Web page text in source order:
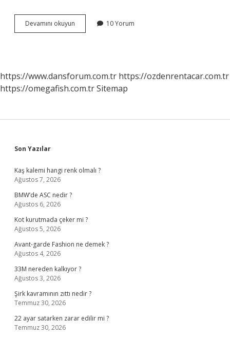
Devamını okuyun
Büyük
10 Yorum
https://www.dansforum.com.tr https://ozdenrentacar.com.tr
https://omegafish.com.trSitemap
Sidebar
Son Yazılar
Kaş kalemi hangi renk olmalı ?
Ağustos 7, 2026
BMW’de ASC nedir ?
Ağustos 6, 2026
Kot kurutmada çeker mi ?
Ağustos 5, 2026
Avant-garde Fashion ne demek ?
Ağustos 4, 2026
33M nereden kalkıyor ?
Ağustos 3, 2026
Şirk kavramının zıttı nedir ?
Temmuz 30, 2026
22 ayar satarken zarar edilir mi ?
Temmuz 30, 2026